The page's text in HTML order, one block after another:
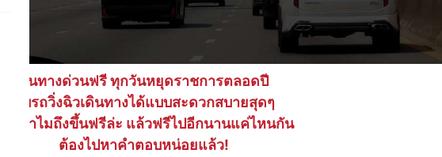
ขึ้นทางด่วนฟรี ทุกวันหยุดราชการตลอดปี
ขับรถวิ่งฉิวเดินทางได้แบบสะดวกสบายสุดๆ
แล้วทำไมถึงขึ้นฟรีล่ะ แล้วฟรีไปอีกนานแค่ไหนกัน
ต้องไปหาคำตอบหน่อยแล้ว!